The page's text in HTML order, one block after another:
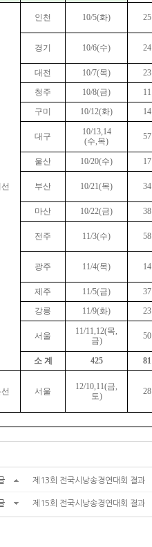
인천 10/5(화) 25
경기 10/6(수) 24
대전 10/7(목) 23
청주
10/8(금) 11
구미
10/12(화) 14
대구
10/13,14
(수,목)
57
울산 10/20(수) 17
부산 10/21(목) 34
마산 10/22(금) 38
전주 11/3(수) 58
광주 11/4(목) 14
제주 11/5(금) 37
강릉
11/9(화) 23
서울
11/11,12(목,
금)
50
소 계 425 81
서울
12/10,11(금,
토)
28
제13회 전국시낭송경연대회 결과
제15회 전국시낭송경연대회 결과